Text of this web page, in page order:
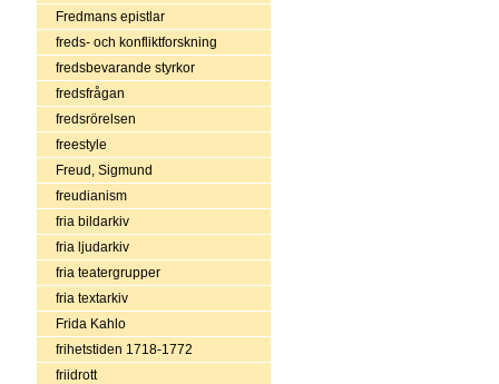
Fredmans epistlar
freds- och konfliktforskning
fredsbevarande styrkor
fredsfrågan
fredsrörelsen
freestyle
Freud, Sigmund
freudianism
fria bildarkiv
fria ljudarkiv
fria teatergrupper
fria textarkiv
Frida Kahlo
frihetstiden 1718-1772
friidrott